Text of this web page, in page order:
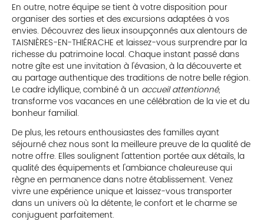
En outre, notre équipe se tient à votre disposition pour
organiser des sorties et des excursions adaptées à vos
envies. Découvrez des lieux insoupçonnés aux alentours de
TAISNIÈRES-EN-THIÉRACHE et laissez-vous surprendre par la
richesse du patrimoine local. Chaque instant passé dans
notre gîte est une invitation à l'évasion, à la découverte et
au partage authentique des traditions de notre belle région.
Le cadre idyllique, combiné à un accueil attentionné,
transforme vos vacances en une célébration de la vie et du
bonheur familial.
De plus, les retours enthousiastes des familles ayant
séjourné chez nous sont la meilleure preuve de la qualité de
notre offre. Elles soulignent l'attention portée aux détails, la
qualité des équipements et l'ambiance chaleureuse qui
règne en permanence dans notre établissement. Venez
vivre une expérience unique et laissez-vous transporter
dans un univers où la détente, le confort et le charme se
conjuguent parfaitement.